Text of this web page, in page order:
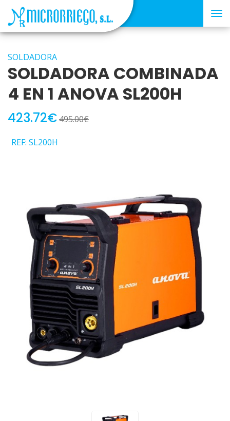
SOLDADORA
SOLDADORA COMBINADA
4 EN 1 ANOVA SL200H
423.72€495.00€
REF: SL200H